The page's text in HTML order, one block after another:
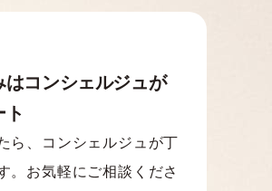
はコンシェルジュが
ト
ら、コンシェルジュが丁
。お気軽にご相談くださ